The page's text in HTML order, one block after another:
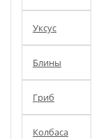
Уксус
Блины
Гриб
Колбаса